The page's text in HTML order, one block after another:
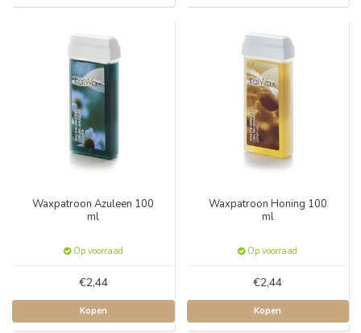
Waxpatroon Azuleen 100
ml
Op voorraad
€2,44
Kopen
Waxpatroon Honing 100
ml
Op voorraad
€2,44
Kopen